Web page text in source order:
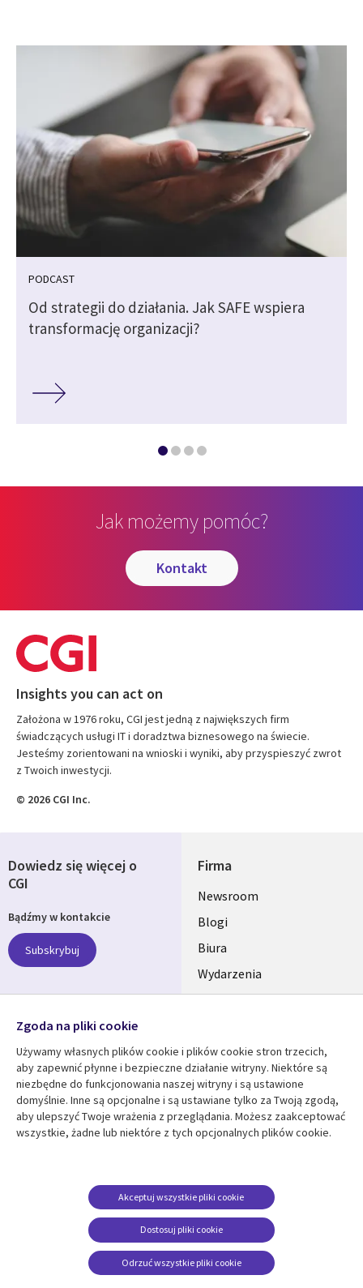
PODCAST
Od strategii do działania. Jak SAFE wspiera
transformację organizacji?
Jak możemy pomóc?
kontakt
Insights you can act on
Założona w 1976 roku, CGI jest jedną z największych firm
świadczących usługi IT i doradztwa biznesowego na świecie.
Jesteśmy zorientowani na wnioski i wyniki, aby przyspieszyć zwrot
z Twoich inwestycji.
© 2026 CGI Inc.
Firma
Useful
links
SECTIONS
POLSKA
Newsroom
Blogi
Biura
Wydarzenia
Centrum zasobów
Library
SECTIONS
POLSKA
Artykuły
Pomoc
Legal
POLSKA
Informacja prawna
Informacja o
ciasteczkach
Dowiedz się więcej o
CGI
Bądźmy w kontakcie
Subskrybuj
Social
Media
SECTIONS
POLSKA
Zgoda na pliki cookie
Używamy własnych plików cookie i plików cookie stron trzecich,
aby zapewnić płynne i bezpieczne działanie witryny. Niektóre są
niezbędne do funkcjonowania naszej witryny i są ustawione
domyślnie. Inne są opcjonalne i są ustawiane tylko za Twoją zgodą,
aby ulepszyć Twoje wrażenia z przeglądania. Możesz zaakceptować
wszystkie, żadne lub niektóre z tych opcjonalnych plików cookie.
Dostosuj pliki cookie
Akceptuj wszystkie pliki cookie
Odrzuć wszystkie pliki cookie